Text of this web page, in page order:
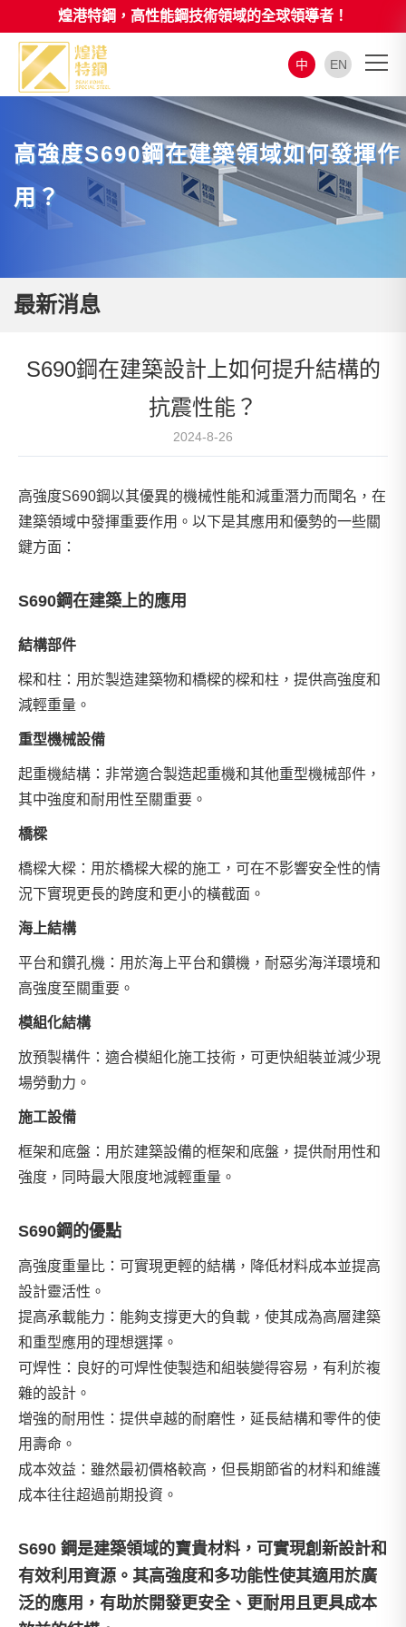
煌港特鋼，高性能鋼技術領域的全球領導者！
中 EN
高強度S690鋼在建築領域如何發揮作
用？
最新消息
S690鋼在建築設計上如何提升結構的
抗震性能？
2024-8-26
高強度S690鋼以其優異的機械性能和減重潛力而聞名，在
建築領域中發揮重要作用。以下是其應用和優勢的一些關
鍵方面：
S690鋼在建築上的應用
結構部件
樑和柱：用於製造建築物和橋樑的樑和柱，提供高強度和
減輕重量。
重型機械設備
起重機結構：非常適合製造起重機和其他重型機械部件，
其中強度和耐用性至關重要。
橋樑
橋樑大樑：用於橋樑大樑的施工，可在不影響安全性的情
況下實現更長的跨度和更小的橫截面。
海上結構
平台和鑽孔機：用於海上平台和鑽機，耐惡劣海洋環境和
高強度至關重要。
模組化結構
放預製構件：適合模組化施工技術，可更快組裝並減少現
場勞動力。
施工設備
框架和底盤：用於建築設備的框架和底盤，提供耐用性和
強度，同時最大限度地減輕重量。
S690鋼的優點
高強度重量比：可實現更輕的結構，降低材料成本並提高
設計靈活性。
提高承載能力：能夠支撐更大的負載，使其成為高層建築
和重型應用的理想選擇。
可焊性：良好的可焊性使製造和組裝變得容易，有利於複​​
雜的設計。
增強的耐用性：提供卓越的耐磨性，延長結構和零件的使
用壽命。
成本效益：雖然最初價格較高，但長期節省的材料和維護
成本往往超過前期投資。
S690 鋼是建築領域的寶貴材料，可實現創新設計和
有效利用資源。其高強度和多功能性使其適用於廣
泛的應用，有助於開發更安全、更耐用且更具成本